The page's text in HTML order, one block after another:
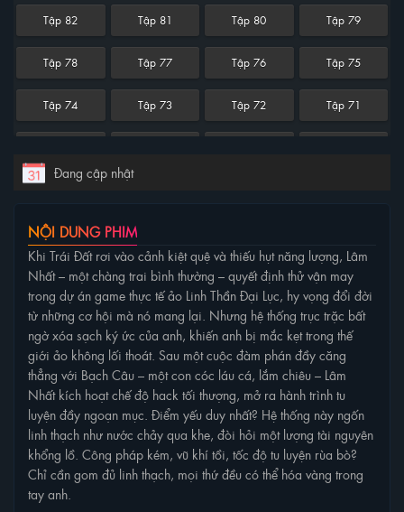
Tập 82 Tập 81 Tập 80 Tập 79
Tập 78 Tập 77 Tập 76 Tập 75
Tập 74 Tập 73 Tập 72 Tập 71
Tập 66
Tập 62
Tập 58 Tập 57 Tập 56 Tập 55
Tập 54 Tập 53 Tập 52 Tập 51
Tập 50 Tập 49 Tập 48 Tập 47
Tập 46 Tập 45 Tập 44 Tập 43
Tập 42 Tập 41 Tập 40 Tập 39
Tập 38 Tập 37 Tập 35
Đang cập nhật
NỘI DUNG PHIM
Khi Trái Đất rơi vào cảnh kiệt quệ và thiếu hụt năng lượng, Lâm
Nhất – một chàng trai bình thường – quyết định thử vận may
trong dự án game thực tế ảo Linh Thần Đại Lục, hy vọng đổi đời
từ những cơ hội mà nó mang lại. Nhưng hệ thống trục trặc bất
ngờ xóa sạch ký ức của anh, khiến anh bị mắc kẹt trong thế
giới ảo không lối thoát. Sau một cuộc đàm phán đầy căng
thẳng với Bạch Câu – một con cóc láu cá, lắm chiêu – Lâm
Nhất kích hoạt chế độ hack tối thượng, mở ra hành trình tu
luyện đầy ngoạn mục. Điểm yếu duy nhất? Hệ thống này ngốn
linh thạch như nước chảy qua khe, đòi hỏi một lượng tài nguyên
khổng lồ. Công pháp kém, vũ khí tồi, tốc độ tu luyện rùa bò?
Chỉ cần gom đủ linh thạch, mọi thứ đều có thể hóa vàng trong
tay anh.